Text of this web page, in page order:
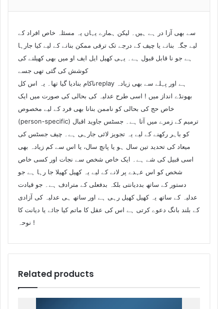
سے بھی آزا در ہے ہیں۔ لیکن ہمارے یہاں یہ مسئلہ خاص افراد کے
لیے جگہ بنانے یا چیف کے درجے تک ترقی ممکن بنانے کے لیے کیا جارہا
ہے جو نا قابل قبول ہے۔ یہی کھیل ایل ایف او میں بھی کھیلنے کی
کوشش کی گئی تھی جسے
ناکام بنادیا گیا تھا۔ یہ اس کلreplay ہے اور پہلے سے بھی زیادہ
بھونڈے انداز میں ! اسی طرح عدلیہ کی بحالی کی صورت میں ایک
خاص حج کی بحالی کو ناممن بنانا بھی فرد کے لیے مخصوص
(person-specific) ترمیم کے زمرے میں آتا ہے۔ جسٹس جاوید اقبال
کو باہر رکھنے کے لیے یہ تجویز لائی جارہی ہے۔ چیف جسٹس کی
میعاد کی تحدید تین سال ہو یا پانچ سال، یا اس سے کم زیادہ بھی
اسی قبیل کی شے ہے۔ ایک خاص شخص سے نجات اور کسی خاص
شخص کو اس عہدے پر لانے کے لیے یہ کھیل کھیلا جا رہا ہے جو
دستور کے ساتھ بددیانتی بلکہ بدفعلی کے مترادف ہے۔ جو قیادت
عدلیہ کے ساتھ یہ کھیل کھیل رہی ہے اور ساتھ ہی عدلیہ کی آزادی
کے بلند بانگ دعوے کرتی ہے اس کی عقل کا ماتم کیا جائے یا دیانت کا
نوحہ !
Related products